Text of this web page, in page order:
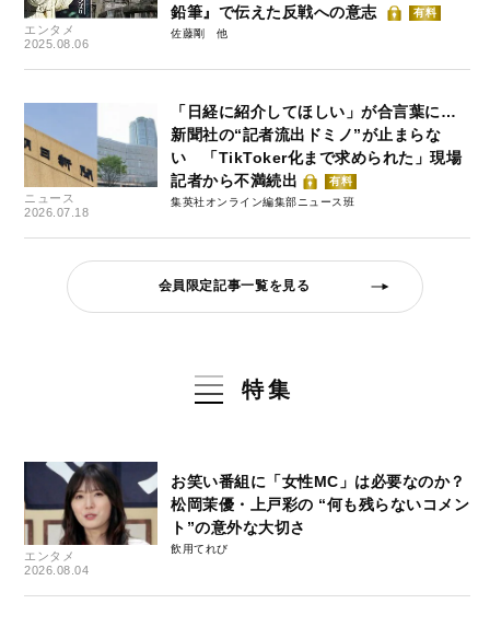
エンタメ
2025.08.06
鉛筆』で伝えた反戦への意志
有料
佐藤剛
ニュース
2026.07.18
「日経に紹介してほしい」が合言葉に…
新聞社の“記者流出ドミノ”が止まらな
い 「TikToker化まで求められた」現場
記者から不満続出
有料
集英社オンライン編集部ニュース班
会員限定記事一覧を見る
特集
エンタメ
2026.08.04
お笑い番組に「女性MC」は必要なのか？
松岡茉優・上戸彩の “何も残らないコメン
ト”の意外な大切さ
飲用てれび